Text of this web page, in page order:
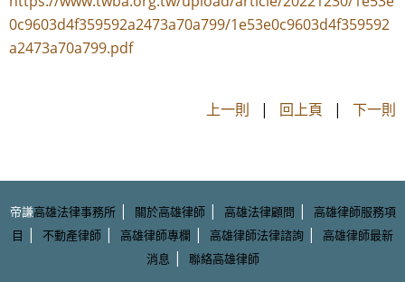
0c9603d4f359592a2473a70a799/1e53e0c9603d4f359592
a2473a70a799.pdf
上一則 | 回上頁 | 下一則
帝謙高雄法律事務所| 關於高雄律師| 高雄法律顧問 |
高雄律師服務項
目
| 不動產律師 | 高雄律師專欄 | 高雄律師法律諮詢 |
高雄律師最新
消息 | 聯絡高雄律師